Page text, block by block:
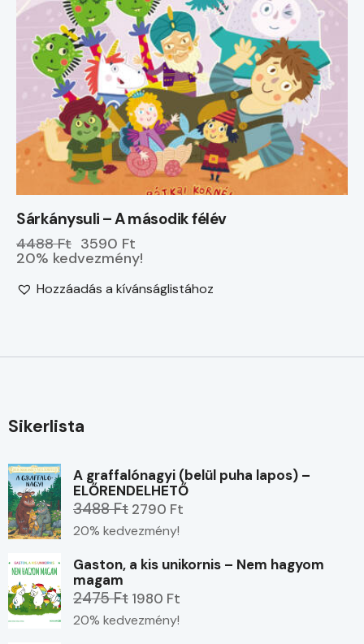
Sárkánysuli – A második félév
4488 Ft 3590 Ft
20% kedvezmény!
Hozzáadás a kívánságlistához
Sikerlista
A graffalónagyi (belül puha lapos) –
ELŐRENDELHETŐ
3488 Ft 2790 Ft
20% kedvezmény!
Gaston, a kis unikornis – Nem hagyom
magam
2475 Ft 1980 Ft
20% kedvezmény!